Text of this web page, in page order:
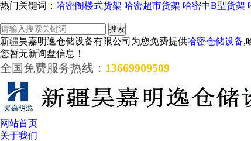
热门关键词： 哈密阁楼式货架 哈密超市货架 哈密中B型货架
新疆昊嘉明逸仓储设备有限公司为您免费提供哈密仓储设备,
您暂无新询盘信息！
全国免费服务热线： 13669909509
网站首页
关于我们